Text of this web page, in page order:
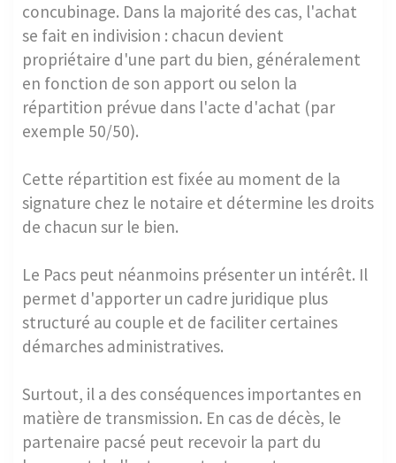
concubinage. Dans la majorité des cas, l'achat
se fait en indivision : chacun devient
propriétaire d'une part du bien, généralement
en fonction de son apport ou selon la
répartition prévue dans l'acte d'achat (par
exemple 50/50).
Cette répartition est fixée au moment de la
signature chez le notaire et détermine les droits
de chacun sur le bien.
Le Pacs peut néanmoins présenter un intérêt. Il
permet d'apporter un cadre juridique plus
structuré au couple et de faciliter certaines
démarches administratives.
Surtout, il a des conséquences importantes en
matière de transmission. En cas de décès, le
partenaire pacsé peut recevoir la part du